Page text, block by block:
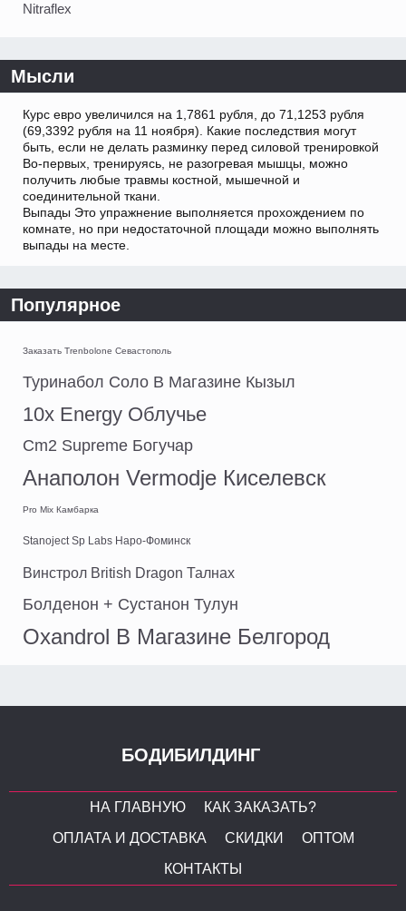
Nitraflex
Мысли
Курс евро увеличился на 1,7861 рубля, до 71,1253 рубля
(69,3392 рубля на 11 ноября). Какие последствия могут
быть, если не делать разминку перед силовой тренировкой
Во-первых, тренируясь, не разогревая мышцы, можно
получить любые травмы костной, мышечной и
соединительной ткани.
Выпады Это упражнение выполняется прохождением по
комнате, но при недостаточной площади можно выполнять
выпады на месте.
Популярное
Заказать Trenbolone Севастополь
Туринабол Соло В Магазине Кызыл
10x Energy Облучье
Cm2 Supreme Богучар
Анаполон Vermodje Киселевск
Pro Mix Камбарка
Stanoject Sp Labs Наро-Фоминск
Винстрол British Dragon Талнах
Болденон + Сустанон Тулун
Oxandrol В Магазине Белгород
БОДИБИЛДИНГ
НА ГЛАВНУЮ
КАК ЗАКАЗАТЬ?
ОПЛАТА И ДОСТАВКА
СКИДКИ
ОПТОМ
КОНТАКТЫ